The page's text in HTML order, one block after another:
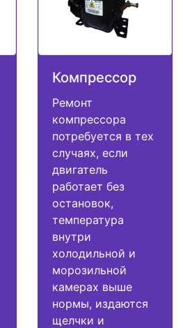
Компрессор
Ремонт
компрессора
потребуется в тех
случаях, если
двигатель
работает без
остановок,
температура
внутри
холодильной и
морозильной
камерах выше
нормы, издаются
щелчки и